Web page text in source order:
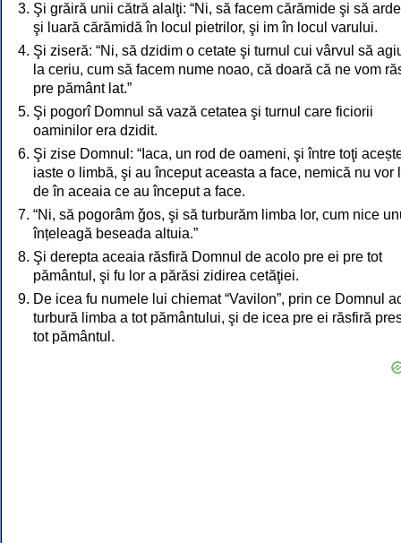
Şi grăiră unii cătră alalţi: “Ni, să facem cărămide şi să
şi luară cărămidă în locul pietrilor, şi im în locul varului.
Şi ziseră: “Ni, să dzidim o cetate şi turnul cui vârvul să
la ceriu, cum să facem nume noao, că doară că ne vom
pre pământ lat.”
Şi pogorî Domnul să vază cetatea şi turnul care ficiorii
oaminilor era dzidit.
Şi zise Domnul: “Iaca, un rod de oameni, şi între toţi
iaste o limbă, şi au început aceasta a face, nemică nu vor
de în aceaia ce au început a face.
“Ni, să pogorâm ǧos, şi să turburăm limba lor, cum nice
înțeleagă beseada altuia.”
Şi derepta aceaia răsfiră Domnul de acolo pre ei pre tot
pământul, şi fu lor a părăsi zidirea cetăţiei.
De icea fu numele lui chiemat “Vavilon”, prin ce Domnul
turbură limba a tot pământului, şi de icea pre ei răsfiră
tot pământul.